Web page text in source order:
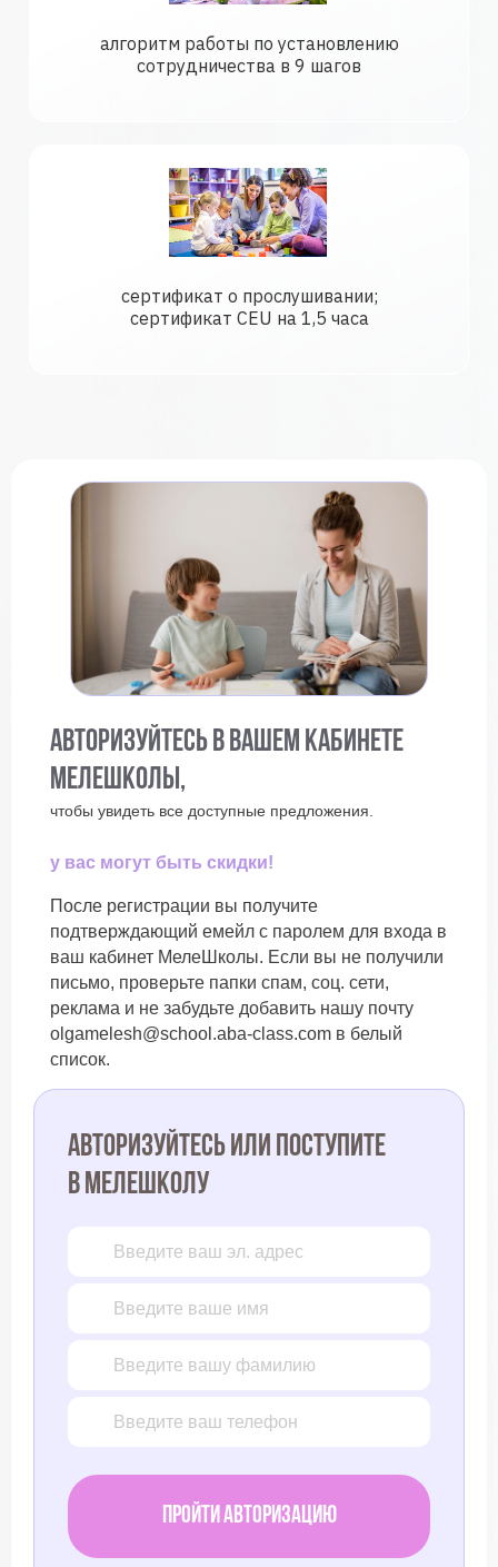
алгоритм работы по установлению
сотрудничества в 9 шагов
сертификат о прослушивании;
сертификат CEU на 1,5 часа
Авторизуйтесь в вашем кабинете
МелеШколы,
чтобы увидеть все доступные предложения.
у вас могут быть скидки!
После регистрации вы получите
подтверждающий емейл с паролем для входа в
ваш кабинет МелеШколы. Если вы не получили
письмо, проверьте папки спам, соц. сети,
реклама и не забудьте добавить нашу почту
olgamelesh@school.aba-class.com в белый
список.
Авторизуйтесь или поступите
в Мелешколу
Пройти авторизацию